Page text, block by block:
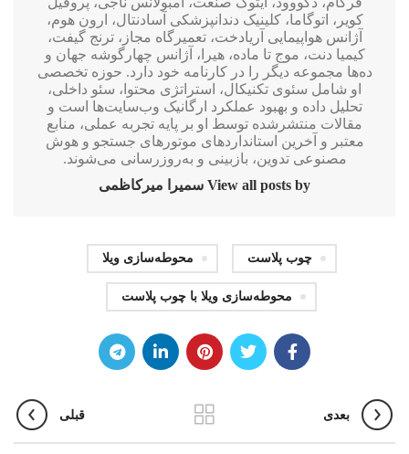
کویر، اتوگاما، کلینیک دندانپزشکی آسادنتال، ارون هوم،
آژانس هواپیمایی آریادخت، تعمیرگاه مجاز، ترنج گیفت،
کیمیا دنت، موج تا ماده، هیرا، آژانس چهارگوشه جهان و
ده‌ها مجموعه دیگر را در کارنامه خود دارد. حوزه تخصصی
او شامل سئوی تکنیکال، استراتژی محتوا، سئو داخلی،
تحلیل داده و بهبود عملکرد ارگانیک وب‌سایت‌ها است و
مقالات منتشرشده توسط او بر پایه تجربه عملی، منابع
معتبر و آخرین استانداردهای موتورهای جستجو و هوش
مصنوعی تدوین، بازبینی و به‌روزرسانی می‌شوند.
View all posts by سمیرا میرکاظمی
چوب پلاست محوطه‌سازی ویلا
محوطه‌سازی ویلا با چوب پلاست
بعدی قبلی